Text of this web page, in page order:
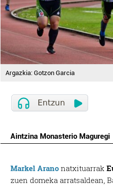
Argazkia: Gotzon Garcia
Aintzina Monasterio Maguregi
Markel Arano natxituarrak
zuen domeka arratsaldean,